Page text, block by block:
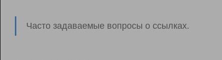
Часто задаваемые вопросы о ссылках.